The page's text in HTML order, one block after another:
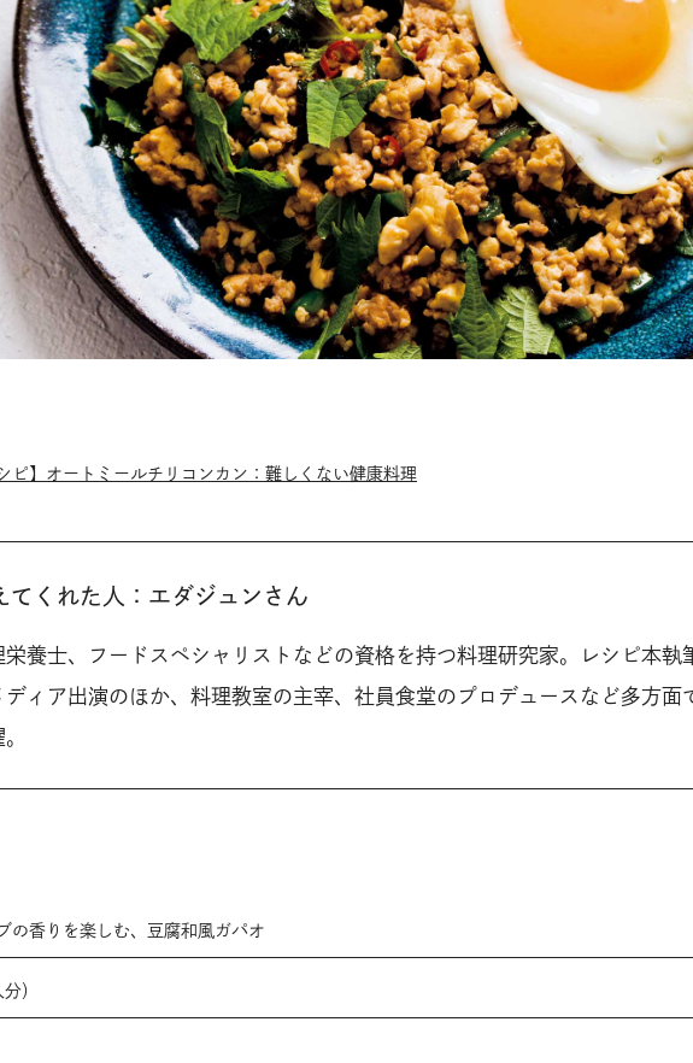
シピ】オートミールチリコンカン：難しくない健康料理
てくれた人：エダジュンさん
栄養士、フードスペシャリストなどの資格を持つ料理研究家。レシピ本執
ディア出演のほか、料理教室の主宰、社員食堂のプロデュースなど多方面
の香りを楽しむ、豆腐和風ガパオ
）